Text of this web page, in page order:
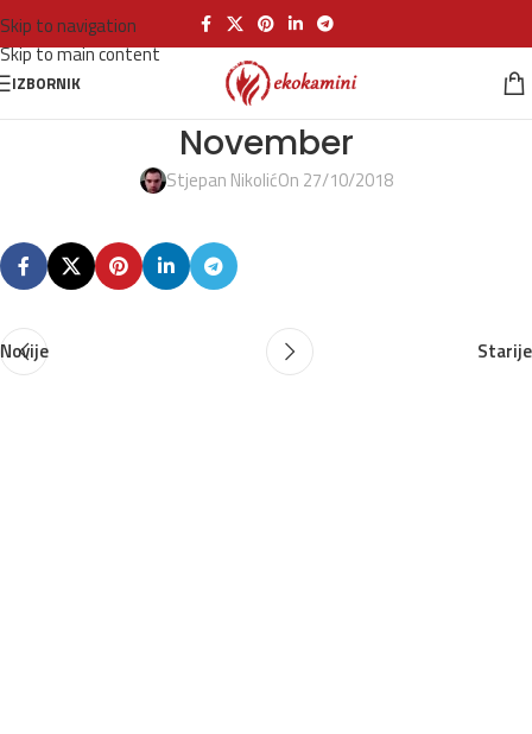
Skip to navigation
Skip to main content
IZBORNIK
November
Stjepan NikolićOn 27/10/2018
Novije Starije